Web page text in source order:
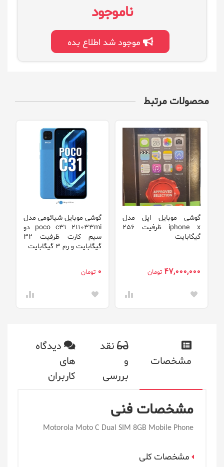
ناموجود
موجود شد اطلاع بده
محصولات مرتبط
گوشی موبایل اپل مدل
iphone x ظرفیت 256
گیگابایت
47,000,000 تومان
گوشی موبایل شیائومی مدل
poco c31 211033mi دو
سیم‌ کارت ظرفیت 32
گیگابایت و رم 3 گیگابایت
0 تومان
مشخصات
نقد
و
بررسی
دیدگاه
های
کاربران
مشخصات فنی
Motorola Moto C Dual SIM 8GB Mobile Phone
مشخصات کلی